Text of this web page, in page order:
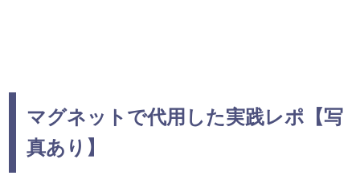
マグネットで代用した実践レポ【写
真あり】